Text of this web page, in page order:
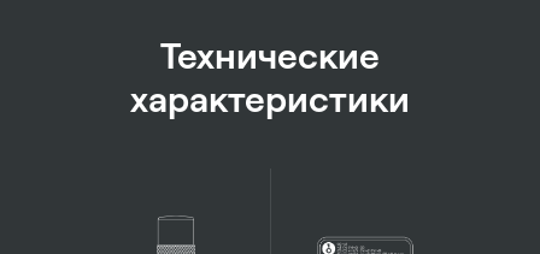
Технические
характеристики